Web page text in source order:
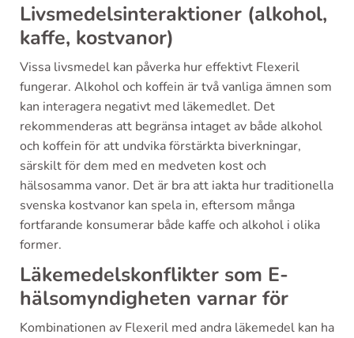
Livsmedelsinteraktioner (alkohol,
kaffe, kostvanor)
Vissa livsmedel kan påverka hur effektivt Flexeril
fungerar. Alkohol och koffein är två vanliga ämnen som
kan interagera negativt med läkemedlet. Det
rekommenderas att begränsa intaget av både alkohol
och koffein för att undvika förstärkta biverkningar,
särskilt för dem med en medveten kost och
hälsosamma vanor. Det är bra att iakta hur traditionella
svenska kostvanor kan spela in, eftersom många
fortfarande konsumerar både kaffe och alkohol i olika
former.
Läkemedelskonflikter som E-
hälsomyndigheten varnar för
Kombinationen av Flexeril med andra läkemedel kan ha